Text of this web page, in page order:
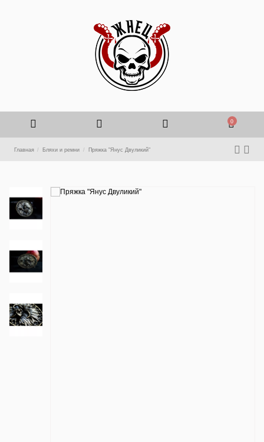
0
Главная Бляхи и ремни Пряжка "Янус Двуликий"